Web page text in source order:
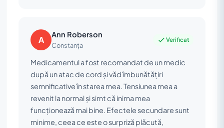
A Ann Roberson
Constanța
Verificat
Medicamentul a fost recomandat de un medic
după un atac de cord și văd îmbunătățiri
semnificative în starea mea. Tensiunea mea a
revenit la normal și simt că inima mea
funcționează mai bine. Efectele secundare sunt
minime, ceea ce este o surpriză plăcută,